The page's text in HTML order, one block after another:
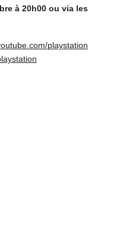
à 20h00 ou via les
playstation